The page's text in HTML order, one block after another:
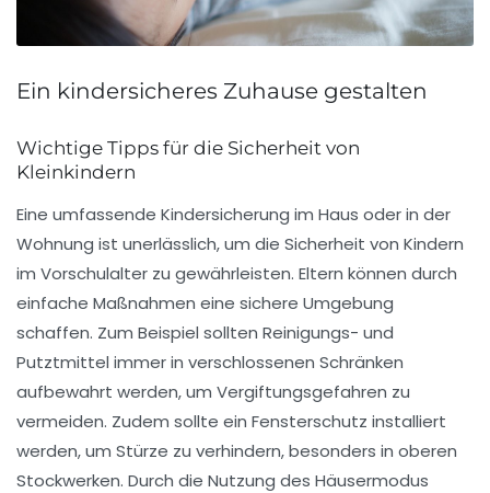
Ein kindersicheres Zuhause gestalten
Wichtige Tipps für die Sicherheit von
Kleinkindern
Eine umfassende Kindersicherung im Haus oder in der
Wohnung ist unerlässlich, um die Sicherheit von Kindern
im Vorschulalter zu gewährleisten. Eltern können durch
einfache Maßnahmen eine sichere Umgebung
schaffen. Zum Beispiel sollten Reinigungs- und
Putztmittel immer in verschlossenen Schränken
aufbewahrt werden, um Vergiftungsgefahren zu
vermeiden. Zudem sollte ein Fensterschutz installiert
werden, um Stürze zu verhindern, besonders in oberen
Stockwerken. Durch die Nutzung des Häusermodus